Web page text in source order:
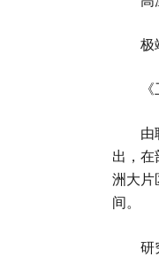
极端
《卫
由联
出，在
洲大片
间。
研究